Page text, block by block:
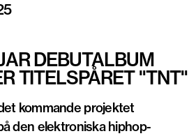
DEBUTALBUM
TITELSPÅRET "TNT"
kommande projektet
den elektroniska hiphop-